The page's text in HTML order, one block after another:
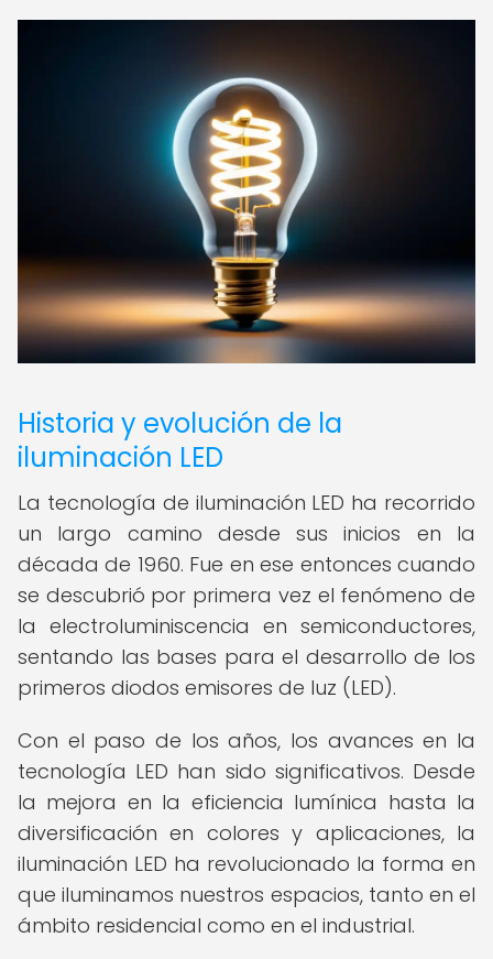
Historia y evolución de la
iluminación LED
La tecnología de iluminación LED ha recorrido
un largo camino desde sus inicios en la
década de 1960. Fue en ese entonces cuando
se descubrió por primera vez el fenómeno de
la electroluminiscencia en semiconductores,
sentando las bases para el desarrollo de los
primeros diodos emisores de luz (LED).
Con el paso de los años, los avances en la
tecnología LED han sido significativos. Desde
la mejora en la eficiencia lumínica hasta la
diversificación en colores y aplicaciones, la
iluminación LED ha revolucionado la forma en
que iluminamos nuestros espacios, tanto en el
ámbito residencial como en el industrial.